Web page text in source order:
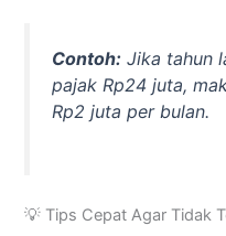
Contoh: Jika tahun
pajak Rp24 juta,
Rp2 juta per bulan.
💡 Tips Cepat Agar Tidak